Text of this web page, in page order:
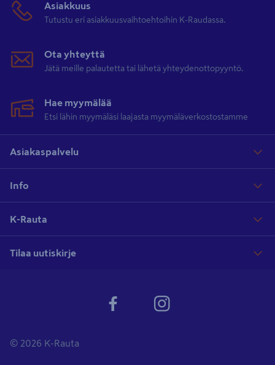
Asiakkuus
Tutustu eri asiakkuusvaihtoehtoihin K-Raudassa.
Ota yhteyttä
Jätä meille palautetta tai lähetä yhteydenottopyyntö.
Hae myymälää
Etsi lähin myymäläsi laajasta myymäläverkostostamme
Asiakaspalvelu
Info
K-Rauta
Tilaa uutiskirje
© 2026 K-Rauta